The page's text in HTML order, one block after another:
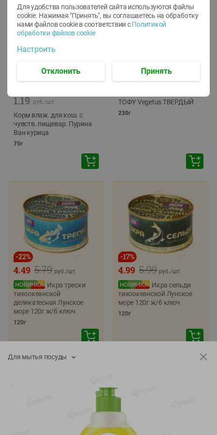
1.19 руб./шт
Корм влаж. для кош. с
чувств. пищевар. Пурина
Ван курица
75г
ТОФУ Vegetus ТВЕРДЫЙ
230г
-22%
5.79
4.49 руб./шт
Икра трески
тихоокеанской
деликатесная Лунское
море 120г ж/б ключ
120г
-17%
5.99
4.99 руб./шт
Икра сельди
тихоокеанской Лунское
море 120г ж/б ключ
120г
Для мытья посуды
Для удобства пользователей сайта используются файлы
cookie. Нажимая "Принять", вы соглашаетесь на обработку
нами файлов cookie в соответствии с Политикой
обработки файлов cookie
Настроить
Отклонить Принять